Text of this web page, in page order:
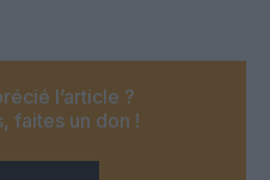
l’article ?
faites un don !